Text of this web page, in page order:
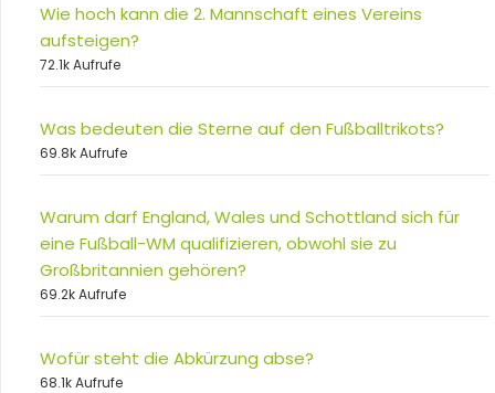
Wie hoch kann die 2. Mannschaft eines Vereins
aufsteigen?
72.1k Aufrufe
Was bedeuten die Sterne auf den Fußballtrikots?
69.8k Aufrufe
Warum darf England, Wales und Schottland sich für
eine Fußball-WM qualifizieren, obwohl sie zu
Großbritannien gehören?
69.2k Aufrufe
Wofür steht die Abkürzung abse?
68.1k Aufrufe